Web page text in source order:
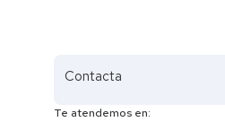
Contacta
Te atendemos en: